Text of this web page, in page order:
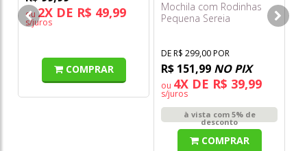
ou 2X DE R$ 49,99
s/juros
COMPRAR
Mochila com Rodinhas
Pequena Sereia
DE R$ 299,00 POR
R$ 151,99 NO PIX
ou 4X DE R$ 39,99
s/juros
à vista com 5% de
desconto
COMPRAR